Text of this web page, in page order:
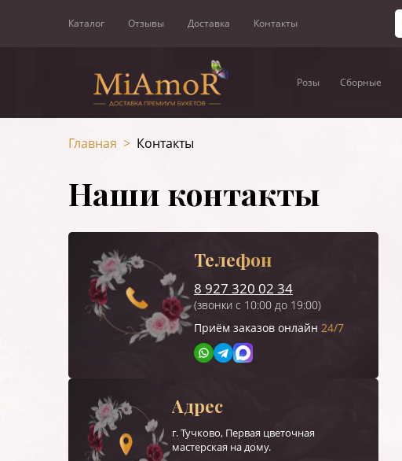
Каталог Отзывы Доставка Контакты
Розы Сборные
Главная > Контакты
Наши контакты
Телефон
8 927 320 02 34
(звонки с 10:00 до 19:00)
Приём заказов онлайн 24/7
Адрес
г.Тучково, Первая цветочная
мастерская на дому.